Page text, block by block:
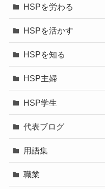
HSPを労わる
HSPを活かす
HSPを知る
HSP主婦
HSP学生
代表ブログ
用語集
職業